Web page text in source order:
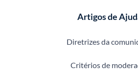
Artigos de
Diretrizes da
Critérios de